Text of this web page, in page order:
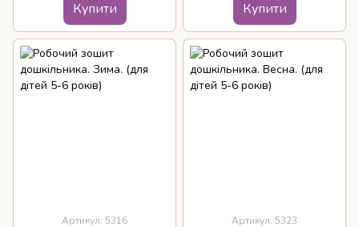
Купити Купити
Артикул: 5316 Артикул: 5323